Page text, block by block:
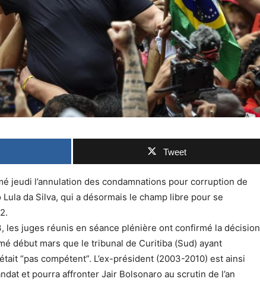
Tweet
jeudi l’annulation des condamnations pour corruption de
da Silva, qui a désormais le champ libre pour se
les juges réunis en séance plénière ont confirmé la décision
début mars que le tribunal de Curitiba (Sud) ayant
“pas compétent”. L’ex-président (2003-2010) est ainsi
et pourra affronter Jair Bolsonaro au scrutin de l’an